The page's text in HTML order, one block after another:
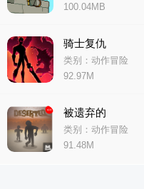
100.04MB
骑士复仇
类别：动作冒险
92.97M
被遗弃的
类别：动作冒险
91.48M